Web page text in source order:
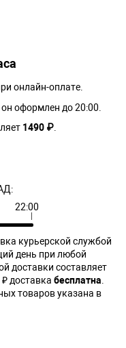
онлайн-оплате.
оформлен до 20:00.
1490 ₽
22:00
курьерской службой
день при любой
доставки составляет
доставка бесплатна
товаров указана в